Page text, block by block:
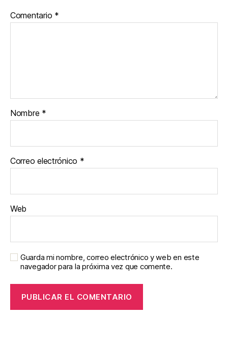
Comentario *
Nombre *
Correo electrónico *
Web
Guarda mi nombre, correo electrónico y web en este
navegador para la próxima vez que comente.